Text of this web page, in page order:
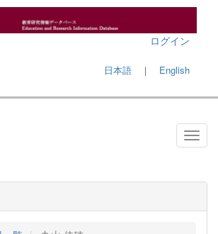
ログイン
日本語 ｜ English